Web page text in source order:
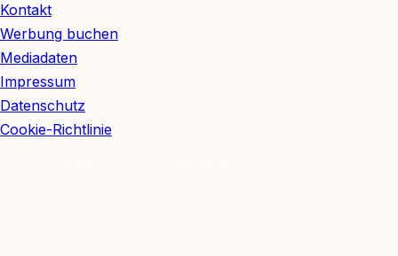
Kontakt
Werbung buchen
Mediadaten
Impressum
Datenschutz
Cookie-Richtlinie